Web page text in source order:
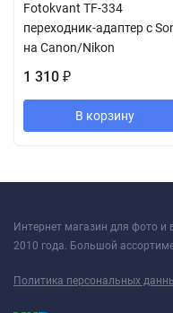
Fotokvant TF-334
переходник-адаптер с
на Canon/Nikon
1 310 ₽
В корзину
Интернет магазин для фото и
2010 года. Большой
Политика персональных